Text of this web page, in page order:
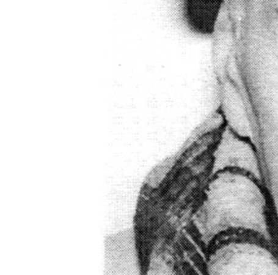
УКРАИНСКАЯ ПРОБЛЕМА КРЫМА